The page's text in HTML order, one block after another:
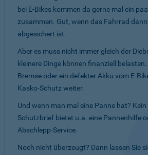
bei E-Bikes kommen da gerne mal ein
zusammen. Gut, wenn das Fahrrad
abgesichert ist.
Aber es muss nicht immer gleich der
kleinere Dinge können finanziell
Bremse oder ein defekter Akku vom E-
Kasko-Schutz weiter.
Und wenn man mal eine Panne hat?
Schutzbrief bietet u.a. eine Pannenhilfe
Abschlepp-Service.
Noch nicht überzeugt? Dann lassen Sie